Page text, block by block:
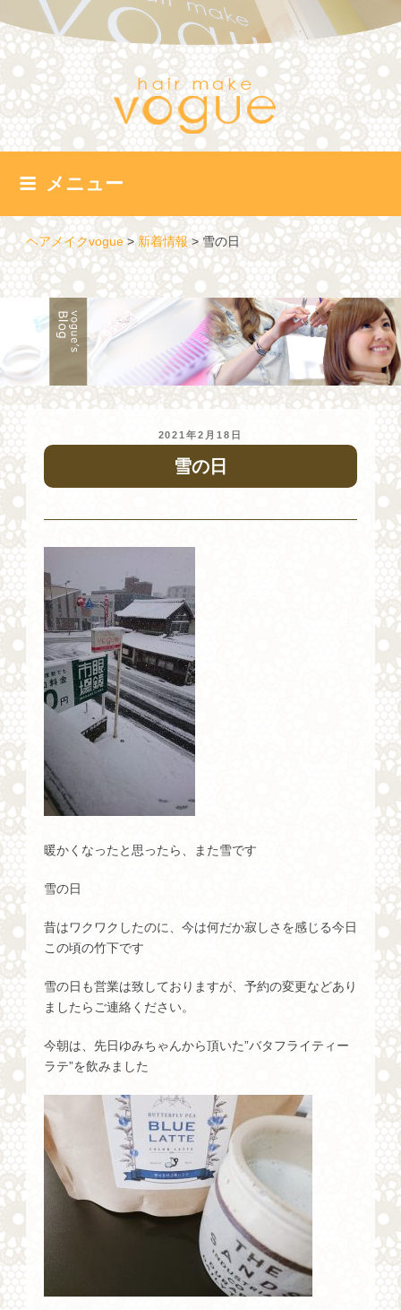
ン
テ
ツ
へ
ス
キ
メニュー
ヘアメイクvogue>新着情報>雪の日
投
2021年2月18日
雪の日
暖かくなったと思ったら、また雪です
雪の日
昔はワクワクしたのに、今は何だか寂しさを感じる今日
この頃の竹下です
雪の日も営業は致しておりますが、予約の変更などあり
ましたらご連絡ください。
今朝は、先日ゆみちゃんから頂いた”バタフライティー
ラテ”を飲みました